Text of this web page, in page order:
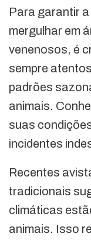
Para garantir
mergulhar em
venenosos, é
sempre
padrões
animais.
suas
incidentes
Recentes
tradicionais
climáticas
animais. Isso